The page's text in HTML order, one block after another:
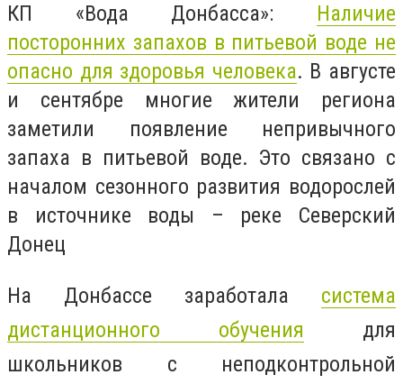
КП «Вода Донбасса»: Наличие
посторонних запахов в питьевой воде не
опасно для здоровья человека. В августе
и сентябре многие жители региона
заметили появление непривычного
запаха в питьевой воде. Это связано с
началом сезонного развития водорослей
в источнике воды – реке Северский
Донец
На Донбассе заработала система
дистанционного обучения для
школьников с неподконтрольной